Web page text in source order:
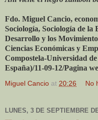
Fdo. Miguel Cancio,
Sociología, Sociología de la
Desarrollo y los
Ciencias Económicas y
Compostela-Universidad
España)/11-09-12/Pagina
Miguel Cancio at 20:26 No
LUNES, 3 DE SEPTIEMBRE